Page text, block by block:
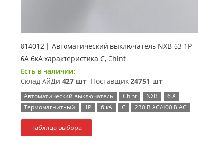
814012 | Автоматический выключатель NXB-63 1P
6А 6кА характеристика C, Chint
Есть в наличии:
Склад АйДи 427 шт Поставщик 24751 шт
Автоматический выключатель Chint NXB
6 А
Термомагнитный
1P 6 кА C 230 В AC/400 В AC
Таблица выбора